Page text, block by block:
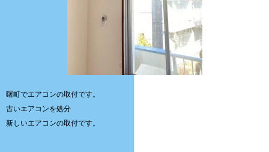
曙町でエアコンの取付です。
古いエアコンを処分
新しいエアコンの取付です。